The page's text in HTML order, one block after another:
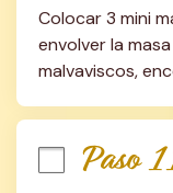
Colocar 3 mini
envolver la
malvaviscos,
Paso